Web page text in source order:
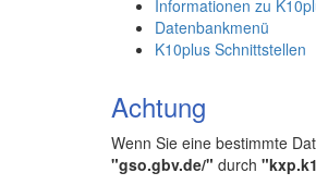
Informationen zu
Datenbankmenü
K10plus Schnittstellen
Achtung
Wenn Sie eine bestimmte
"gso.gbv.de/" durch